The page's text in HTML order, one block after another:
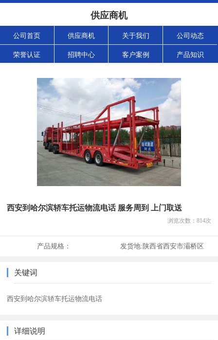
供应商机
公司首页 供应商机 关于我们 公司动态
荣誉认证 招聘中心 客户案例 产品知识
西安到哈尔滨轿车托运物流电话 服务周到 上门取送
浏览次数： 814次
产品规格： 发货地:陕西省西安市灞桥区
关键词
西安到哈尔滨轿车托运物流电话
详细说明